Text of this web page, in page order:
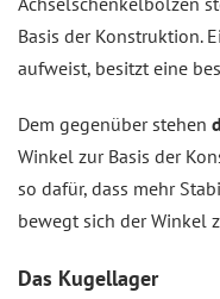
Basis der Konstruktion.
aufweist, besitzt eine
Dem gegenüber stehen
Winkel zur Basis der
so dafür, dass mehr
bewegt sich der Winkel
Das Kugellager